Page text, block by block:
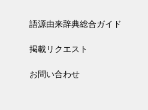
語源由来辞典総合ガイド
掲載リクエスト
お問い合わせ